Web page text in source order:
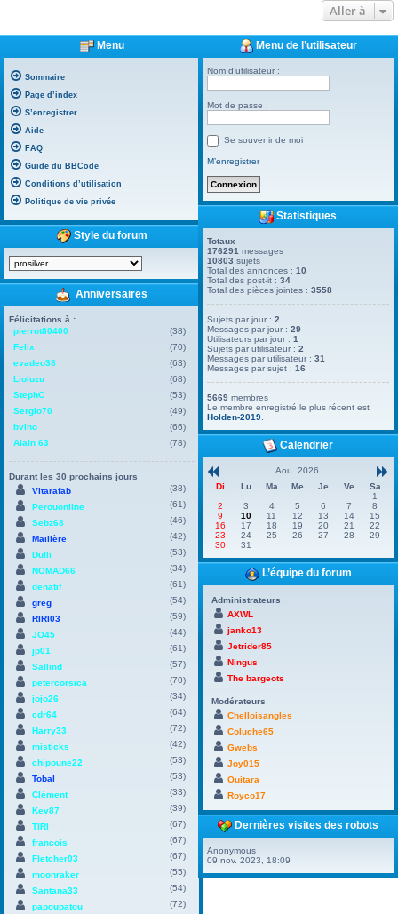
Aller à
Menu
Sommaire
Page d’index
S’enregistrer
Aide
FAQ
Guide du BBCode
Conditions d’utilisation
Politique de vie privée
Style du forum
Anniversaires
Félicitations à :
pierrot80400
(38)
Felix
(70)
evadeo38
(63)
Lioluzu
(68)
StephC
(53)
Sergio70
(49)
bvino
(66)
Alain 63
(78)
Durant les 30 prochains jours
Vitarafab
(38)
Perouonline
(61)
Sebz68
(46)
Maillère
(42)
Dulli
(53)
NOMAD66
(34)
denatif
(61)
greg
(54)
RIRI03
(59)
JO45
(44)
jp01
(61)
Sallind
(57)
petercorsica
(70)
jojo26
(34)
cdr64
(64)
Harry33
(72)
misticks
(42)
chipoune22
(53)
Tobal
(53)
Clément
(33)
Kev87
(39)
TIRI
(67)
francois
(67)
Fletcher03
(67)
moonraker
(55)
Santana33
(54)
papoupatou
(72)
Menu de l’utilisateur
Nom d’utilisateur :
Mot de passe :
Se souvenir de moi
M’enregistrer
Statistiques
Totaux
176291 messages
10803 sujets
Total des annonces :10
Total des post-it :34
Total des pièces jointes :3558
Sujets par jour :2
Messages par jour :29
Utilisateurs par jour :1
Sujets par utilisateur :2
Messages par utilisateur :31
Messages par sujet :16
5669 membres
Le membre enregistré le plus récent est
Holden-2019
Calendrier
Aou. 2026
Di
Lu Ma Me Je Ve
Sa
1
2
3 4 5 6 7
8
9
10 11 12 13 14
15
16
17 18 19 20 21
22
23
24 25 26 27 28
29
30
31
L’équipe du forum
Administrateurs
AXWL
janko13
Jetrider85
Ningus
The bargeots
Modérateurs
Chelloisangles
Coluche65
Gwebs
Joy015
Ouitara
Royco17
Dernières visites des robots
Anonymous
09 nov. 2023, 18:09